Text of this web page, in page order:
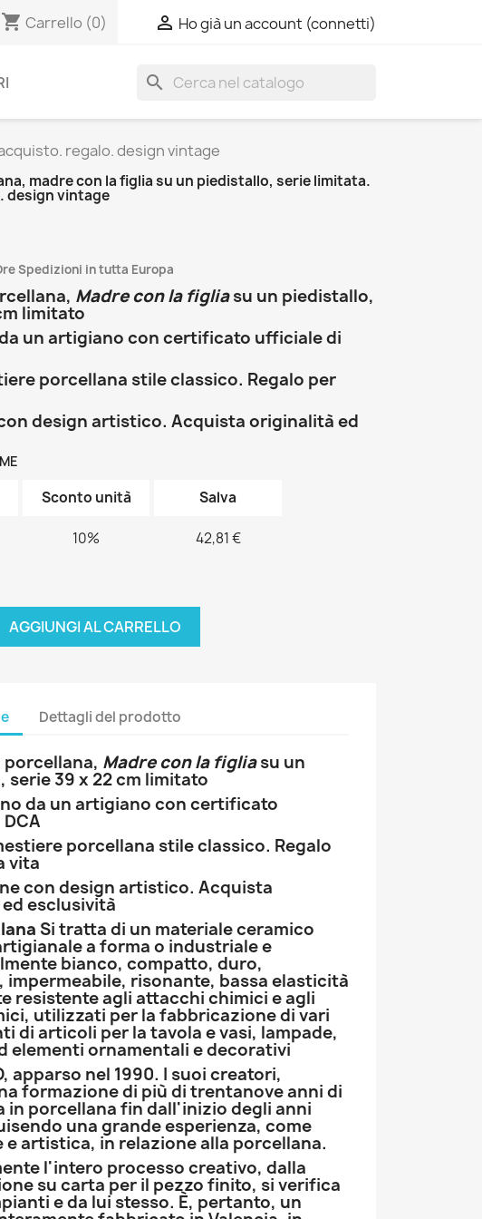
shopping_cart Carrello (0)  Ho già un account (connetti)
search
regalo. design vintage
madre con la figlia su un piedistallo, serie limitata.
design vintage
Spedizioni in tutta Europa
Madre con la figliasu un piedistallo,
limitato
un artigiano con certificato ufficiale di
porcellana stile classico. Regalo per
design artistico. Acquista originalità ed
Sconto unità Salva
10% 42,81 €
AGGIUNGI AL CARRELLO
Dettagli del prodotto
porcellana, Madre con la figliasu un
serie 39 x 22 cm limitato
da un artigiano con certificato
porcellana stile classico. Regalo
vita
con design artistico. Acquista
esclusività
Si tratta di un materiale ceramico
a forma o industriale e
bianco, compatto, duro,
risonante, bassa elasticità
resistente agli attacchi chimici e agli
utilizzati per la fabbricazione di vari
di articoli per la tavola e vasi, lampade,
elementi ornamentali e decorativi
apparso nel 1990. I suoi creatori,
formazione di più di trentanove anni di
in porcellana fin dall'inizio degli anni
una grande esperienza, come
e artistica, in relazione alla porcellana.
l'intero processo creativo, dalla
su carta per il pezzo finito, si verifica
e da lui stesso. È, pertanto, un